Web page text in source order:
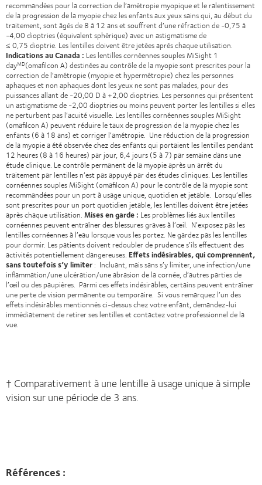
recommandées pour la correction de l’amétropie myopique et le ralentissement
de la progression de la myopie chez les enfants aux yeux sains qui, au début du
traitement, sont âgés de 8 à 12 ans et souffrent d’une réfraction de -0,75 à
-4,00 dioptries (équivalent sphérique) avec un astigmatisme de
≤ 0,75 dioptrie. Les lentilles doivent être jetées après chaque utilisation.
Indications au Canada : Les lentilles cornéennes souples MiSight 1
dayMD(omafilcon A) destinées au contrôle de la myopie sont prescrites pour la
correction de l’amétropie (myopie et hypermétropie) chez les personnes
aphaques et non aphaques dont les yeux ne sont pas malades, pour des
puissances allant de -20,00 D à +2,00 dioptries. Les personnes qui présentent
un astigmatisme de -2,00 dioptries ou moins peuvent porter les lentilles si elles
ne perturbent pas l’acuité visuelle. Les lentilles cornéennes souples MiSight
(omafilcon A) peuvent réduire le taux de progression de la myopie chez les
enfants (6 à 18 ans) et corriger l’amétropie. Une réduction de la progression
de la myopie a été observée chez des enfants qui portaient les lentilles pendant
12 heures (8 à 16 heures) par jour, 6,4 jours (5 à 7) par semaine dans une
étude clinique. Le contrôle permanent de la myopie après un arrêt du
traitement par lentilles n’est pas appuyé par des études cliniques. Les lentilles
cornéennes souples MiSight (omafilcon A) pour le contrôle de la myopie sont
recommandées pour un port à usage unique, quotidien et jetable. Lorsqu’elles
sont prescrites pour un port quotidien jetable, les lentilles doivent être jetées
après chaque utilisation. Mises en garde : Les problèmes liés aux lentilles
cornéennes peuvent entraîner des blessures graves à l’œil. N’exposez pas les
lentilles cornéennes à l’eau lorsque vous les portez. Ne gardez pas les lentilles
pour dormir. Les patients doivent redoubler de prudence s’ils effectuent des
activités potentiellement dangereuses. Effets indésirables, qui comprennent,
sans toutefois s’y limiter : Incluant, mais sans s’y limiter, une infection/une
inflammation/une ulcération/une abrasion de la cornée, d’autres parties de
l’œil ou des paupières. Parmi ces effets indésirables, certains peuvent entraîner
une perte de vision permanente ou temporaire. Si vous remarquez l’un des
effets indésirables mentionnés ci-dessus chez votre enfant, demandez-lui
immédiatement de retirer ses lentilles et contactez votre professionnel de la
vue.
† Comparativement à une lentille à usage unique à simple
vision sur une période de 3 ans.
Références :